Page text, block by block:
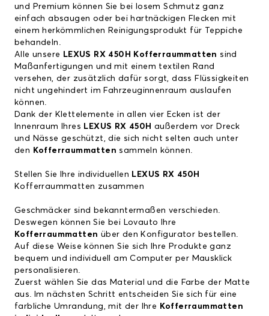
und Premium können Sie bei losem Schmutz ganz
einfach absaugen oder bei hartnäckigen Flecken mit
einem herkömmlichen Reinigungsprodukt für Teppiche
behandeln.
Alle unsere LEXUS RX 450H Kofferraummatten sind
Maßanfertigungen und mit einem textilen Rand
versehen, der zusätzlich dafür sorgt, dass Flüssigkeiten
nicht ungehindert im Fahrzeuginnenraum auslaufen
können.
Dank der Klettelemente in allen vier Ecken ist der
Innenraum Ihres LEXUS RX 450Haußerdem vor Dreck
und Nässe geschützt, die sich nicht selten auch unter
den Kofferraummatten sammeln können.
Stellen Sie Ihre individuellen LEXUS RX 450H
Kofferraummatten zusammen
Geschmäcker sind bekanntermaßen verschieden.
Deswegen können Sie bei Lovauto Ihre
Kofferraummatten über den Konfigurator bestellen.
Auf diese Weise können Sie sich Ihre Produkte ganz
bequem und individuell am Computer per Mausklick
personalisieren.
Zuerst wählen Sie das Material und die Farbe der Matte
aus. Im nächsten Schritt entscheiden Sie sich für eine
farbliche Umrandung, mit der Ihre Kofferraummatten